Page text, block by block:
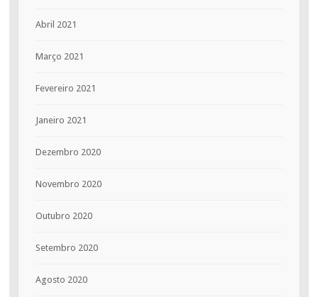
Abril 2021
Março 2021
Fevereiro 2021
Janeiro 2021
Dezembro 2020
Novembro 2020
Outubro 2020
Setembro 2020
Agosto 2020